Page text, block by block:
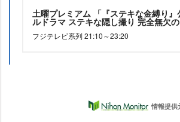
土曜プレミアム 「『ステキな金縛り
ルドラマ ステキな隠し撮り 完全無欠の
フジテレビ系列 21:10～23:20
情報提供